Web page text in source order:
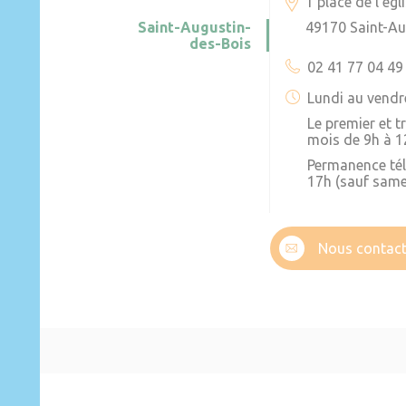
Saint-Augustin-
des-Bois
49170 Saint-
02 41 77 04 49
Lundi au
Le premier et
mois de 9h à
Permanence
17h (sauf
Nous